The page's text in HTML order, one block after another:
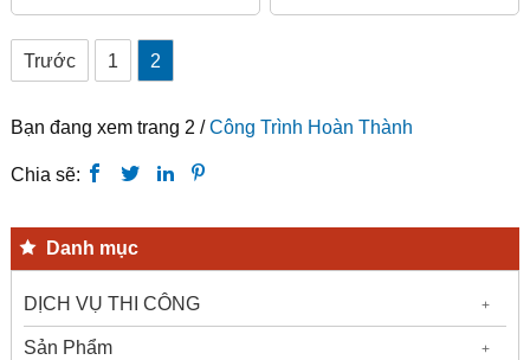
Danh mục
DỊCH VỤ THI CÔNG
Sản Phẩm
Trước 1 2
Bạn đang xem trang 2 /Công Trình Hoàn Thành
Chia sẽ: